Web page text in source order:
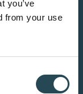
you’ve
from your use